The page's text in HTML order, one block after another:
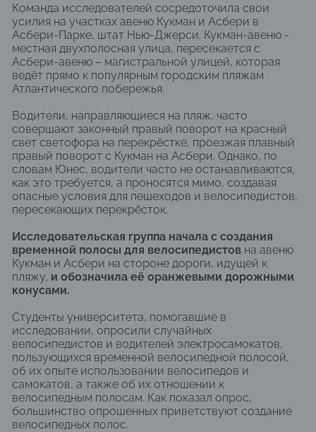
Команда исследователей сосредоточила свои
усилия на участках авеню Кукман и Асбери в
Асбери-Парке, штат Нью-Джерси. Кукман-авеню -
местная двухполосная улица, пересекается с
Асбери-авеню – магистральной улицей, которая
ведёт прямо к популярным городским пляжам
Атлантического побережья.
Водители, направляющиеся на пляж, часто
совершают законный правый поворот на красный
свет светофора на перекрёстке, проезжая плавный
правый поворот с Кукман на Асбери. Однако, по
словам Юнес, водители часто не останавливаются,
как это требуется, а проносятся мимо, создавая
опасные условия для пешеходов и велосипедистов,
пересекающих перекрёсток.
Исследовательская группа начала с создания
временной полосы для велосипедистов на авеню
Кукман и Асбери на стороне дороги, идущей к
пляжу, и обозначила её оранжевыми дорожными
конусами.
Студенты университета, помогавшие в
исследовании, опросили случайных
велосипедистов и водителей электросамокатов,
пользующихся временной велосипедной полосой,
об их опыте использовании велосипедов и
самокатов, а также об их отношении к
велосипедным полосам. Как показал опрос,
большинство опрошенных приветствуют создание
велосипедных полос.